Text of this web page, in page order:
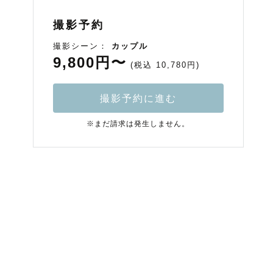
撮影予約
撮影シーン： カップル
9,800円〜 (税込 10,780円)
撮影予約に進む
※まだ請求は発生しません。